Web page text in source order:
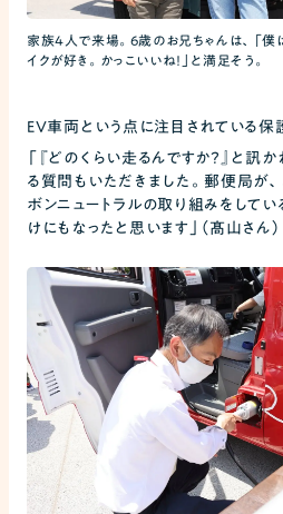
家族4人で来場。6歳のお兄ちゃんは、「僕
イクが好き。かっこいいね！」と満足そう。
EV車両という点に注目されている保
「『どのくらい走るんですか？』と訊
る質問もいただきました。郵便局が
ボンニュートラルの取り組みをしてい
けにもなったと思います」（髙山さん）